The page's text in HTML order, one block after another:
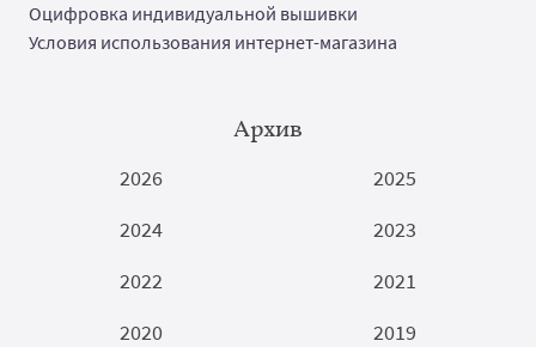
Оцифровка индивидуальной вышивки
Условия использования интернет-магазина
Архив
2026
2025
2024
2023
2022
2021
2020
2019